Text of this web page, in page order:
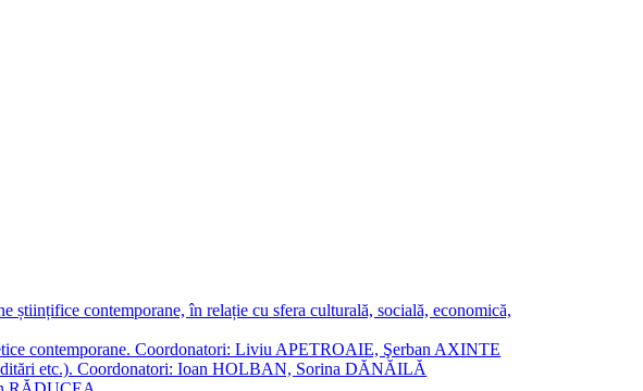
științifice contemporane, în relație cu sfera culturală, socială, economică,
contemporane. Coordonatori: Liviu APETROAIE, Şerban AXINTE
etc.). Coordonatori: Ioan HOLBAN, Sorina DĂNĂILĂ